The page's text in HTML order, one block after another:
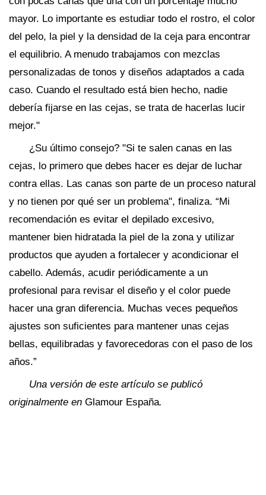
mayor. Lo importante es estudiar todo el rostro, el color
del pelo, la piel y la densidad de la ceja para encontrar
el equilibrio. A menudo trabajamos con mezclas
personalizadas de tonos y diseños adaptados a cada
caso. Cuando el resultado está bien hecho, nadie
debería fijarse en las cejas, se trata de hacerlas lucir
mejor."
¿Su último consejo? "Si te salen canas en las
cejas, lo primero que debes hacer es dejar de luchar
contra ellas. Las canas son parte de un proceso natural
y no tienen por qué ser un problema", finaliza. “Mi
recomendación es evitar el depilado excesivo,
mantener bien hidratada la piel de la zona y utilizar
productos que ayuden a fortalecer y acondicionar el
cabello. Además, acudir periódicamente a un
profesional para revisar el diseño y el color puede
hacer una gran diferencia. Muchas veces pequeños
ajustes son suficientes para mantener unas cejas
bellas, equilibradas y favorecedoras con el paso de los
años.”
Una versión de este artículo se publicó
originalmente en Glamour España.